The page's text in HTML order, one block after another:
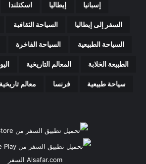
إسبانيا إيطاليا اسكتلندا
السفر إلى إيطاليا السياحة الثقافية
السياحة الطبيعية السياحة الفاخرة
الطبيعة الخلابة المعالم التاريخية
سياحة طبيعية فرنسا معالم تاريخية
Alsafar.com السفر